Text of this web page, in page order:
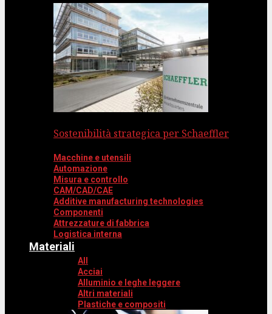
Sostenibilità strategica per Schaeffler
Macchine e utensili
Automazione
Misura e controllo
CAM/CAD/CAE
Additive manufacturing technologies
Componenti
Attrezzature di fabbrica
Logistica interna
Materiali
All
Acciai
Alluminio e leghe leggere
Altri materiali
Plastiche e compositi